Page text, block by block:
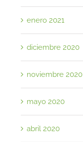
enero 2021
diciembre 2020
noviembre 2020
mayo 2020
abril 2020